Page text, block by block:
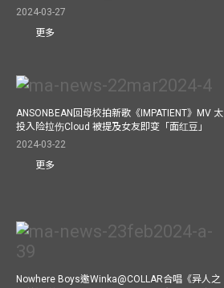
2024-03-27
更多
ANSONBEAN回母校拍新歌《IMPATIENT》MV 太
投入险拉伤Cloud 被提及女友即变「面红豆」
2024-03-22
更多
Nowhere Boys邀Winka@COLLAR合唱《异人之